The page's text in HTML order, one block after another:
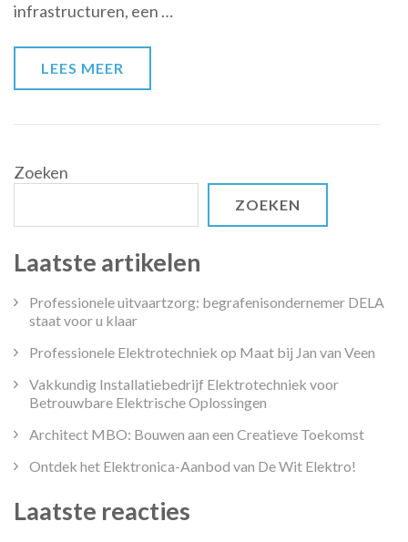
Digitale
infrastructuren, een …
LEES MEER
Zoeken
ZOEKEN
Laatste artikelen
Professionele uitvaartzorg: begrafenisondernemer DELA
staat voor u klaar
Professionele Elektrotechniek op Maat bij Jan van Veen
Vakkundig Installatiebedrijf Elektrotechniek voor
Betrouwbare Elektrische Oplossingen
Architect MBO: Bouwen aan een Creatieve Toekomst
Ontdek het Elektronica-Aanbod van De Wit Elektro!
Laatste reacties